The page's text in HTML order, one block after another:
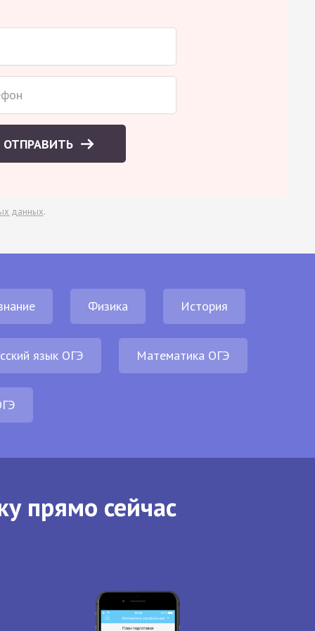
ОТПРАВИТЬ
данных.
Физика История
язык ОГЭ Математика ОГЭ
прямо сейчас